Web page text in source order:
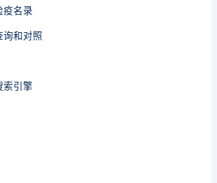
名录
和对照
引擎